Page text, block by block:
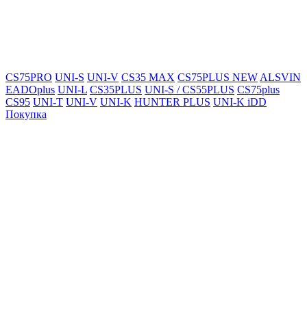
CS75PRO UNI-S UNI-V CS35 MAX CS75PLUS NEW ALSVIN
EADOplus UNI-L CS35PLUS UNI-S / CS55PLUS CS75plus
CS95 UNI-T UNI-V UNI-K HUNTER PLUS UNI-K iDD
Покупка